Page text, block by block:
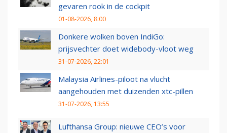
gevaren rook in de cockpit
01-08-2026, 8:00
Donkere wolken boven IndiGo:
prijsvechter doet widebody-vloot weg
31-07-2026, 22:01
Malaysia Airlines-piloot na vlucht
aangehouden met duizenden xtc-pillen
31-07-2026, 13:55
Lufthansa Group: nieuwe CEO’s voor